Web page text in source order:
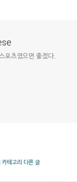
포츠였으면 좋겠다.
카테고리 다른 글